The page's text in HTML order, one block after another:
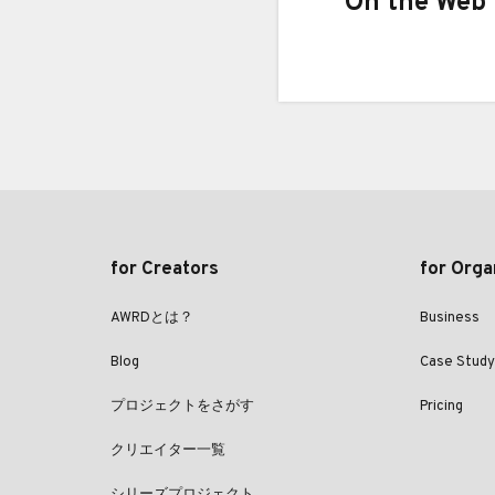
for Creators
AWRDとは？
Blog
プロジェクトをさがす
クリエイター一覧
for
Business
Case Study
Pricing